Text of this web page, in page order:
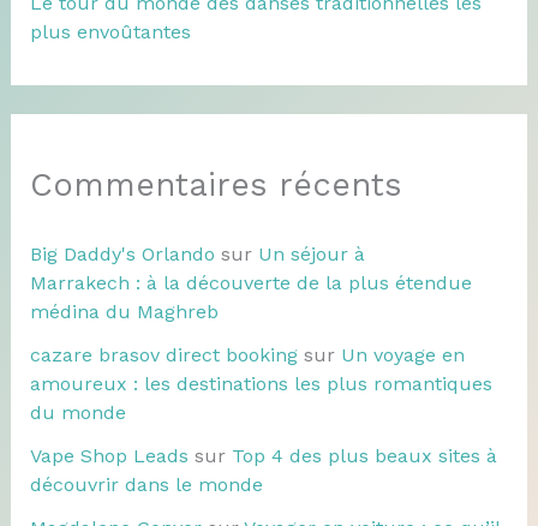
plus envoûtantes
Commentaires récents
Big Daddy's Orlando sur Un séjour à
Marrakech : à la découverte de la plus étendue
médina du Maghreb
cazare brasov direct bookingsur Un voyage en
amoureux : les destinations les plus romantiques
du monde
Vape Shop Leads sur Top 4 des plus beaux sites à
découvrir dans le monde